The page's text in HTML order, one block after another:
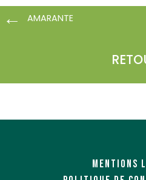
AMARANTE
MENTIONS